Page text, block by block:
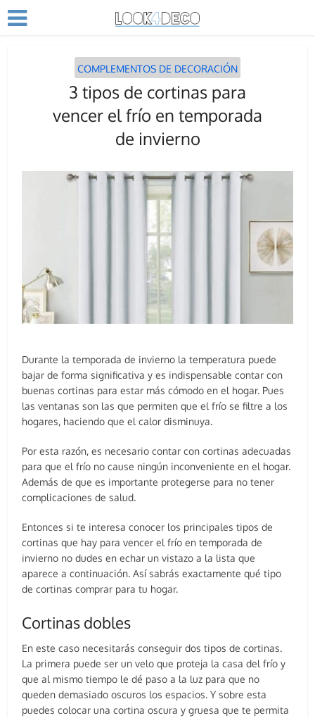
COMPLEMENTOS DE DECORACIÓN
3 tipos de cortinas para
vencer el frío en temporada
de invierno
Durante la temporada de invierno la temperatura puede
bajar de forma significativa y es indispensable contar con
buenas cortinas para estar más cómodo en el hogar. Pues
las ventanas son las que permiten que el frío se filtre a los
hogares, haciendo que el calor disminuya.
Por esta razón, es necesario contar con cortinas adecuadas
para que el frío no cause ningún inconveniente en el hogar.
Además de que es importante protegerse para no tener
complicaciones de salud.
Entonces si te interesa conocer los principales tipos de
cortinas que hay para vencer el frío en temporada de
invierno no dudes en echar un vistazo a la lista que
aparece a continuación. Así sabrás exactamente qué tipo
de cortinas comprar para tu hogar.
Cortinas dobles
En este caso necesitarás conseguir dos tipos de cortinas.
La primera puede ser un velo que proteja la casa del frío y
que al mismo tiempo le dé paso a la luz para que no
queden demasiado oscuros los espacios. Y sobre esta
puedes colocar una cortina oscura y gruesa que te permita